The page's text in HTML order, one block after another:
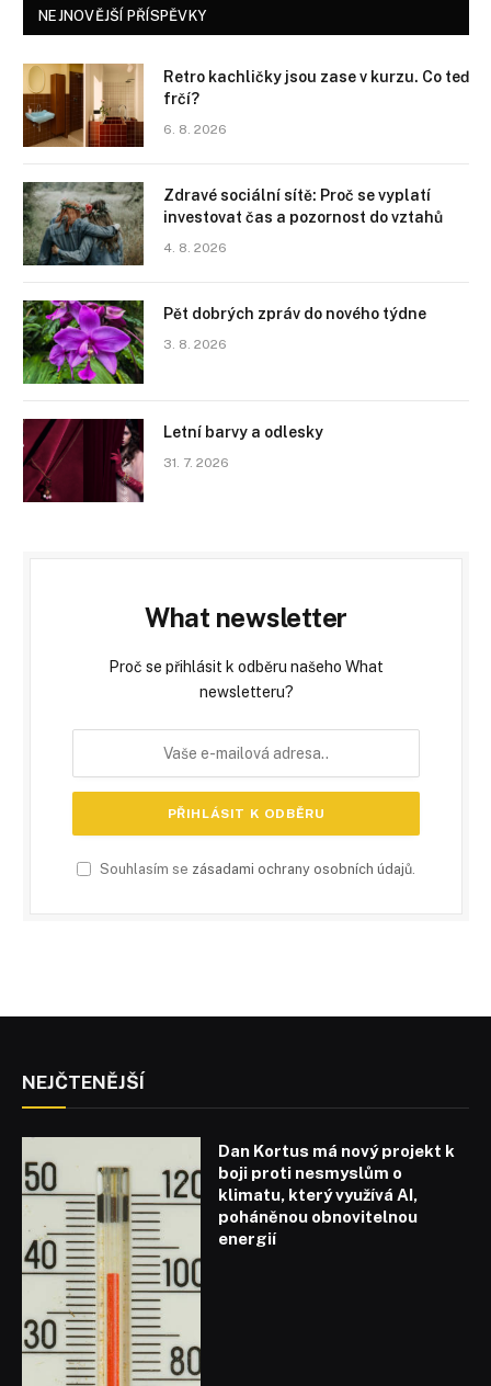
NEJNOVĚJŠÍ PŘÍSPĚVKY
Retro kachličky jsou zase v kurzu. Co teď
frčí?
6. 8. 2026
Zdravé sociální sítě: Proč se vyplatí
investovat čas a pozornost do vztahů
4. 8. 2026
Pět dobrých zpráv do nového týdne
3. 8. 2026
Letní barvy a odlesky
31. 7. 2026
What newsletter
Proč se přihlásit k odběru našeho What
newsletteru?
Souhlasím se zásadami ochrany osobních údajů.
NEJČTENĚJŠÍ
Dan Kortus má nový projekt k
boji proti nesmyslům o
klimatu, který využívá AI,
poháněnou obnovitelnou
energií